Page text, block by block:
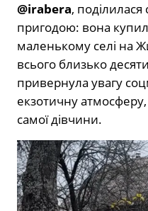
@irabera,
пригодою: вона
маленькому селі на
всього близько
привернула увагу
екзотичну
самої дівчини.